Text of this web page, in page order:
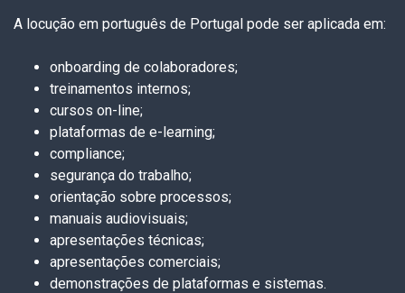
A locução em português de Portugal pode ser aplicada em:
onboarding de colaboradores;
treinamentos internos;
cursos on-line;
plataformas de e-learning;
compliance;
segurança do trabalho;
orientação sobre processos;
manuais audiovisuais;
apresentações técnicas;
apresentações comerciais;
demonstrações de plataformas e sistemas.